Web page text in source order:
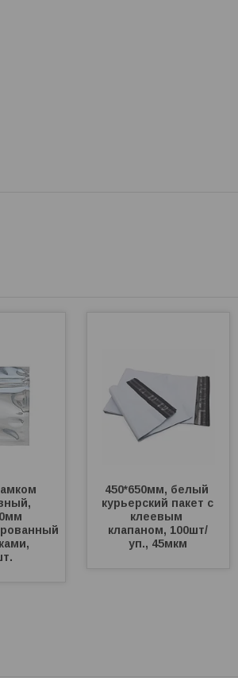
450*650мм, белый
курьерский пакет с
клеевым
клапаном, 100шт/
уп., 45мкм